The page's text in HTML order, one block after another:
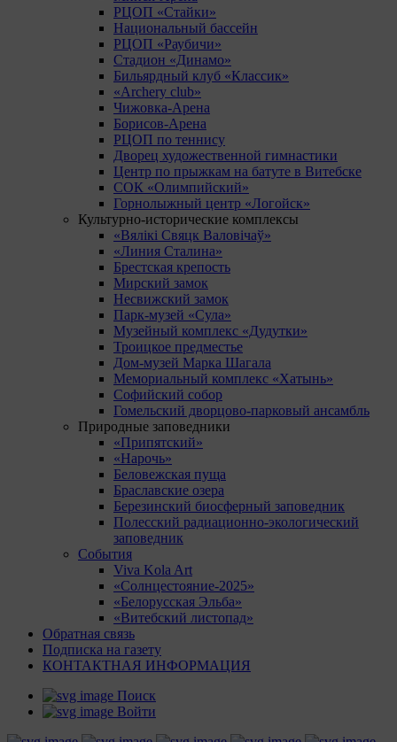
РЦОП «Стайки»
Национальный бассейн
РЦОП «Раубичи»
Стадион «Динамо»
Бильярдный клуб «Классик»
«Archery club»
Чижовка-Арена
Борисов-Арена
РЦОП по теннису
Дворец художественной гимнастики
Центр по прыжкам на батуте в Витебске
СОК «Олимпийский»
Горнолыжный центр «Логойск»
Культурно-исторические комплексы
«Вялікі Свяцк Валовічаў»
«Линия Сталина»
Брестская крепость
Мирский замок
Несвижский замок
Парк-музей «Сула»
Музейный комплекс «Дудутки»
Троицкое предместье
Дом-музей Марка Шагала
Мемориальный комплекс «Хатынь»
Софийский собор
Гомельский дворцово-парковый ансамбль
Природные заповедники
«Припятский»
«Нарочь»
Беловежская пуща
Браславские озера
Березинский биосферный заповедник
Полесский радиационно-экологический
заповедник
События
Viva Kola Art
«Солнцестояние-2025»
«Белорусская Эльба»
«Витебский листопад»
Обратная связь
Подписка на газету
КОНТАКТНАЯ ИНФОРМАЦИЯ
Поиск
Войти